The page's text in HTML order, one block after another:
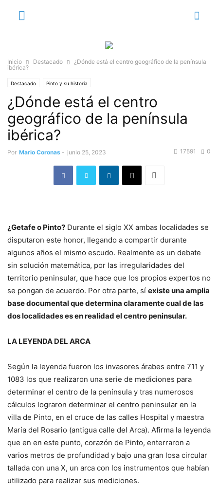
Inicio Destacado
¿Dónde está el centro geográfico de la península
ibérica?
Destacado Pinto y su historia
¿Dónde está el centro
geográfico de la península
ibérica?
Por Mario Coronas - junio 25, 2023 0
17591
¿Getafe o Pinto? Durante el siglo XX ambas localidades se
disputaron este honor, llegando a compartir durante
algunos años el mismo escudo. Realmente es un debate
sin solución matemática, por las irregularidades del
territorio peninsular, que hace que los propios expertos no
se pongan de acuerdo. Por otra parte, sí existe una amplia
base documental que determina claramente cual de las
dos localidades es en realidad el centro peninsular.
LA LEYENDA DEL ARCA
Según la leyenda fueron los invasores árabes entre 711 y
1083 los que realizaron una serie de mediciones para
determinar el centro de la península y tras numerosos
cálculos lograron determinar el centro peninsular en la
villa de Pinto, en el cruce de las calles Hospital y maestra
María del Rosario (antigua calle del Arca). Afirma la leyenda
que en en este punto, corazón de Pinto, enterraron a
varios metros de profundidad y bajo una gran losa circular
tallada con una X, un arca con los instrumentos que habían
utilizado para realizar sus mediciones.